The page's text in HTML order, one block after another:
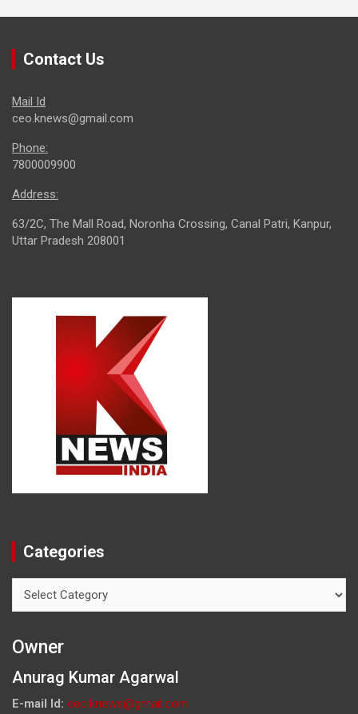
Contact Us
Mail Id
ceo.knews@gmail.com
Phone:
7800009900
Address:
63/2C, The Mall Road, Noronha Crossing, Canal Patri, Kanpur,
Uttar Pradesh 208001
Categories
Owner
Anurag Kumar Agarwal
E-mail Id: ceo.knews@gmail.com